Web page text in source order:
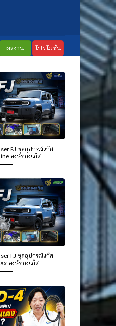
ผลงาน โปรโมชั่น
FJ ชุดอุปกรณ์แก๊ส
หงษ์ทองแก๊ส
FJ ชุดอุปกรณ์แก๊ส
หงษ์ทองแก๊ส